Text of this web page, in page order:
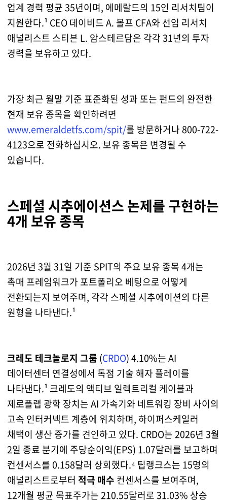
업계 경력 평균 35년이며, 에메랄드의 15인 리서치팀이
지원한다.¹ CEO 데이비드 A. 볼프 CFA와 선임 리서치
애널리스트 스티븐 L. 암스테르담은 각각 31년의 투자
경력을 보유하고 있다.
가장 최근 월말 기준 표준화된 성과 또는 펀드의 완전한
현재 보유 종목을 확인하려면
www.emeraldetfs.com/spit/를 방문하거나 800-722-
4123으로 전화하십시오. 보유 종목은 변경될 수
있습니다.
스페셜 시추에이션스 논제를 구현하는
4개 보유 종목
2026년 3월 31일 기준 SPIT의 주요 보유 종목 4개는
촉매 프레임워크가 포트폴리오 베팅으로 어떻게
전환되는지 보여주며, 각각 스페셜 시추에이션의 다른
원형을 나타낸다.¹
크레도 테크놀로지 그룹 (CRDO) 4.10%는 AI
데이터센터 연결성에서 독점 기술 해자 플레이를
나타낸다.¹ 크레도의 액티브 일렉트리컬 케이블과
제로플랩 광학 장치는 AI 가속기와 네트워킹 장비 사이의
고속 인터커넥트 계층에 위치하며, 하이퍼스케일러
채택이 생산 증가를 견인하고 있다. CRDO는 2026년 3월
2일 종료 분기에 주당순이익(EPS) 1.07달러를 보고하며
컨센서스를 0.158달러 상회했다.⁴ 팁랭크스는 15명의
애널리스트로부터 적극 매수 컨센서스를 보여주며,
12개월 평균 목표주가는 210.55달러로 31.03% 상승